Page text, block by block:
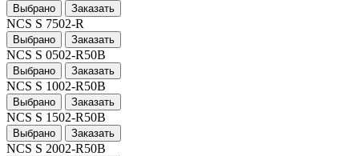
Выбрано Заказать
NCS S 7502-R
Выбрано Заказать
NCS S 0502-R50B
Выбрано Заказать
NCS S 1002-R50B
Выбрано Заказать
NCS S 1502-R50B
Выбрано Заказать
NCS S 2002-R50B